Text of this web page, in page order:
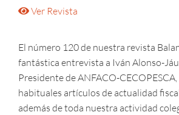
Ver Revista
El número 120 de nuestra revista
fantástica entrevista a Iván Alonso-
Presidente de ANFACO-
habituales artículos de actualidad
además de toda nuestra actividad